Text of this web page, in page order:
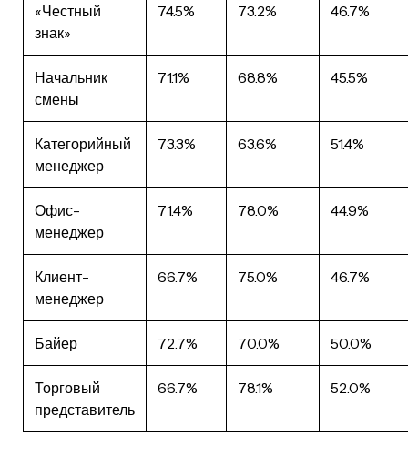
«Честный
знак»
74.5% 73.2% 46.7%
Начальник
смены
71.1% 68.8% 45.5%
Категорийный
менеджер
73.3% 63.6% 51.4%
Офис-
менеджер
71.4% 78.0% 44.9%
Клиент-
менеджер
66.7% 75.0% 46.7%
Байер 72.7% 70.0% 50.0%
Торговый
представитель
66.7% 78.1% 52.0%